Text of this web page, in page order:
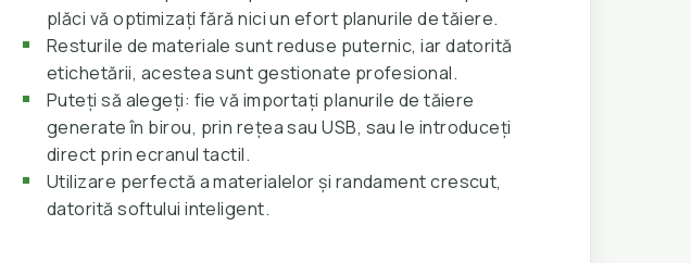
plăci vă optimizați fără nici un efort planurile de tăiere.
Resturile de materiale sunt reduse puternic, iar datorită
etichetării, acestea sunt gestionate profesional.
Puteți să alegeți: fie vă importați planurile de tăiere
generate în birou, prin rețea sau USB, sau le introduceți
direct prin ecranul tactil.
Utilizare perfectă a materialelor și randament crescut,
datorită softului inteligent.